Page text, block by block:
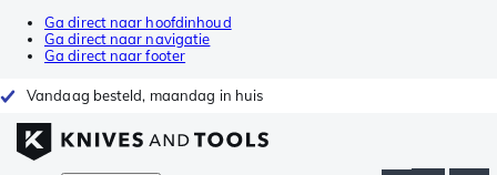
Ga direct naar hoofdinhoud
Ga direct naar navigatie
Ga direct naar footer
Vandaag besteld, maandag in huis